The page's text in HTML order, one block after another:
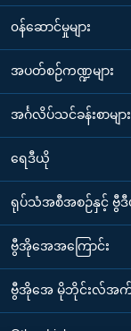
၀န်ဆောင်မှုများ
အပတ်စဉ်ကဏ္ဍများ
အင်္ဂလိပ်သင်ခန်းစာများ
ရေဒီယို
ရုပ်သံအစီအစဉ်နှင့် ဗွီဒီ
ဗွီအိုအေအကြောင်း
ဗွီအိုအေ မိုဘိုင်းလ်အက်ပ်